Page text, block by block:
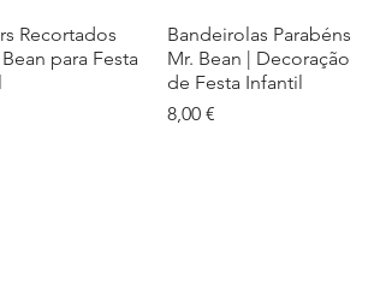
rápida
Recortados
para Festa
Visualização rápida
Bandeirolas Parabéns
Mr. Bean | Decoração
de Festa Infantil
Preço
8,00 €